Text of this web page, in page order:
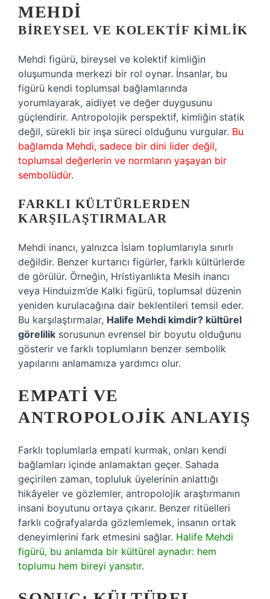
MEHDI
BIREYSEL VE KOLEKTIF KIMLIK
Mehdi figürü, bireysel ve kolektif kimliğin
oluşumunda merkezi bir rol oynar. İnsanlar, bu
figürü kendi toplumsal bağlamlarında
yorumlayarak, aidiyet ve değer duygusunu
güçlendirir. Antropolojik perspektif, kimliğin statik
değil, sürekli bir inşa süreci olduğunu vurgular. Bu
bağlamda Mehdi, sadece bir dini lider değil,
toplumsal değerlerin ve normların yaşayan bir
sembolüdür.
FARKLI KÜLTÜRLERDEN
KARŞILAŞTIRMALAR
Mehdi inancı, yalnızca İslam toplumlarıyla sınırlı
değildir. Benzer kurtarıcı figürler, farklı kültürlerde
de görülür. Örneğin, Hristiyanlıkta Mesih inancı
veya Hinduizm’de Kalki figürü, toplumsal düzenin
yeniden kurulacağına dair beklentileri temsil eder.
Bu karşılaştırmalar, Halife Mehdi kimdir? kültürel
görelilik sorusunun evrensel bir boyutu olduğunu
gösterir ve farklı toplumların benzer sembolik
yapılarını anlamamıza yardımcı olur.
EMPATI VE
ANTROPOLOJIK ANLAYIŞ
Farklı toplumlarla empati kurmak, onları kendi
bağlamları içinde anlamaktan geçer. Sahada
geçirilen zaman, topluluk üyelerinin anlattığı
hikâyeler ve gözlemler, antropolojik araştırmanın
insani boyutunu ortaya çıkarır. Benzer ritüelleri
farklı coğrafyalarda gözlemlemek, insanın ortak
deneyimlerini fark etmesini sağlar. Halife Mehdi
figürü, bu anlamda bir kültürel aynadır: hem
toplumu hem bireyi yansıtır.